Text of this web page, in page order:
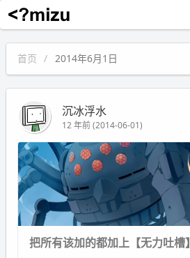
沉冰浮水
首页 2014年6月1日
沉冰浮水
12 年前 (2014-06-01)
把所有该加的都加上【无力吐槽】